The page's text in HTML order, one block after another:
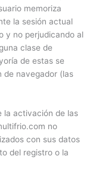
memoriza
la sesión actual
y no perjudicando al
clase de
de estas se
de navegador (las
la activación de las
no
con sus datos
del registro o la